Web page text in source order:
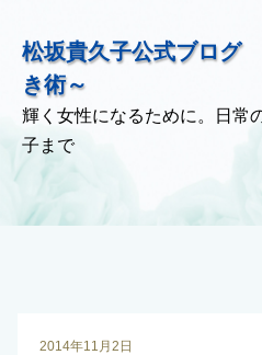
松坂貴久子公式ブログ
き術～
輝く女性になるために。日常
子まで
2014年11月2日